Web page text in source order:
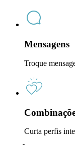
Mensagens
Troque
Curta perfis